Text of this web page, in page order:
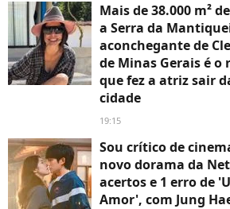
Mais de 38.000 m²
a Serra da
aconchegante de
de Minas Gerais é
que fez a atriz sair
cidade
19:15
Sou crítico de
novo dorama da
acertos e 1 erro de
Amor', com Jung